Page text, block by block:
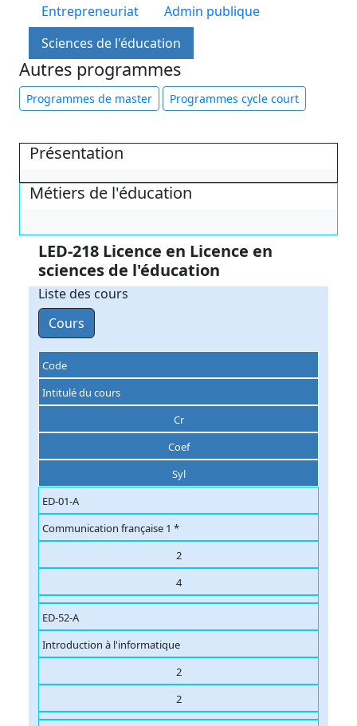
Entrepreneuriat
Admin publique
Sciences de l'éducation
Autres programmes
Programmes de master Programmes cycle court
Présentation
Métiers de l'éducation
LED-218 Licence en Licence en
sciences de l'éducation
Liste des cours
Cours
Code
Intitulé du cours
Cr
Coef
Syl
ED-01-A
Communication française 1 *
2
4
ED-52-A
Introduction à l'informatique
2
2